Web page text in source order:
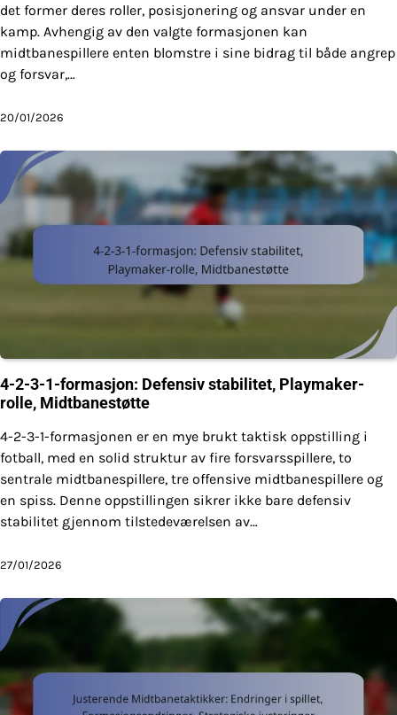
det former deres roller, posisjonering og ansvar under en
kamp. Avhengig av den valgte formasjonen kan
midtbanespillere enten blomstre i sine bidrag til både angrep
og forsvar,…
20/01/2026
4-2-3-1-formasjon: Defensiv stabilitet, Playmaker-
rolle, Midtbanestøtte
4-2-3-1-formasjonen er en mye brukt taktisk oppstilling i
fotball, med en solid struktur av fire forsvarsspillere, to
sentrale midtbanespillere, tre offensive midtbanespillere og
en spiss. Denne oppstillingen sikrer ikke bare defensiv
stabilitet gjennom tilstedeværelsen av…
27/01/2026